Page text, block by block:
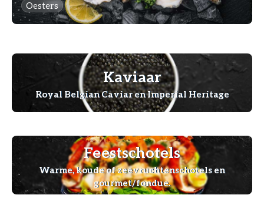
Oesters
Kaviaar
Royal Belgian Caviar en Imperial Heritage
Feestschotels
Warme, koude of zeevruchtenschotels en
gourmet/fondue.